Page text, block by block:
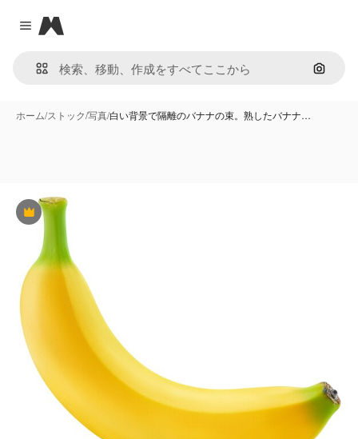
Close menu
Magnific
画像で
ホーム/ストック/写真/白い背景で隔離のバナナの束。熟したバナナ…
Premium